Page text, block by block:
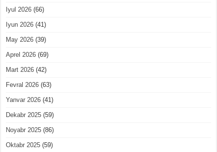
Iyul 2026 (66)
Iyun 2026 (41)
May 2026 (39)
Aprel 2026 (69)
Mart 2026 (42)
Fevral 2026 (63)
Yanvar 2026 (41)
Dekabr 2025 (59)
Noyabr 2025 (86)
Oktabr 2025 (59)